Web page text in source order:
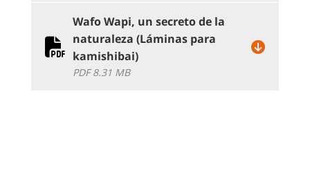
Wafo Wapi, un secreto de la
naturaleza (Láminas para
kamishibai)
PDF 8.31 MB